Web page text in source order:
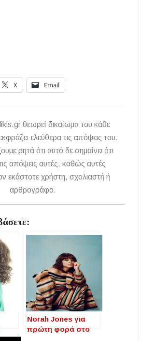
X Email
θεωρεί δικαίωμα του κάθε
ελεύθερα τις απόψεις του.
ρητά ότι αυτό δε σημαίνει ότι
απόψεις αυτές, καθώς αυτές
εκάστοτε χρήστη, σχολιαστή ή
αρθρογράφο.
Norah Jones για
πρώτη φορά στο